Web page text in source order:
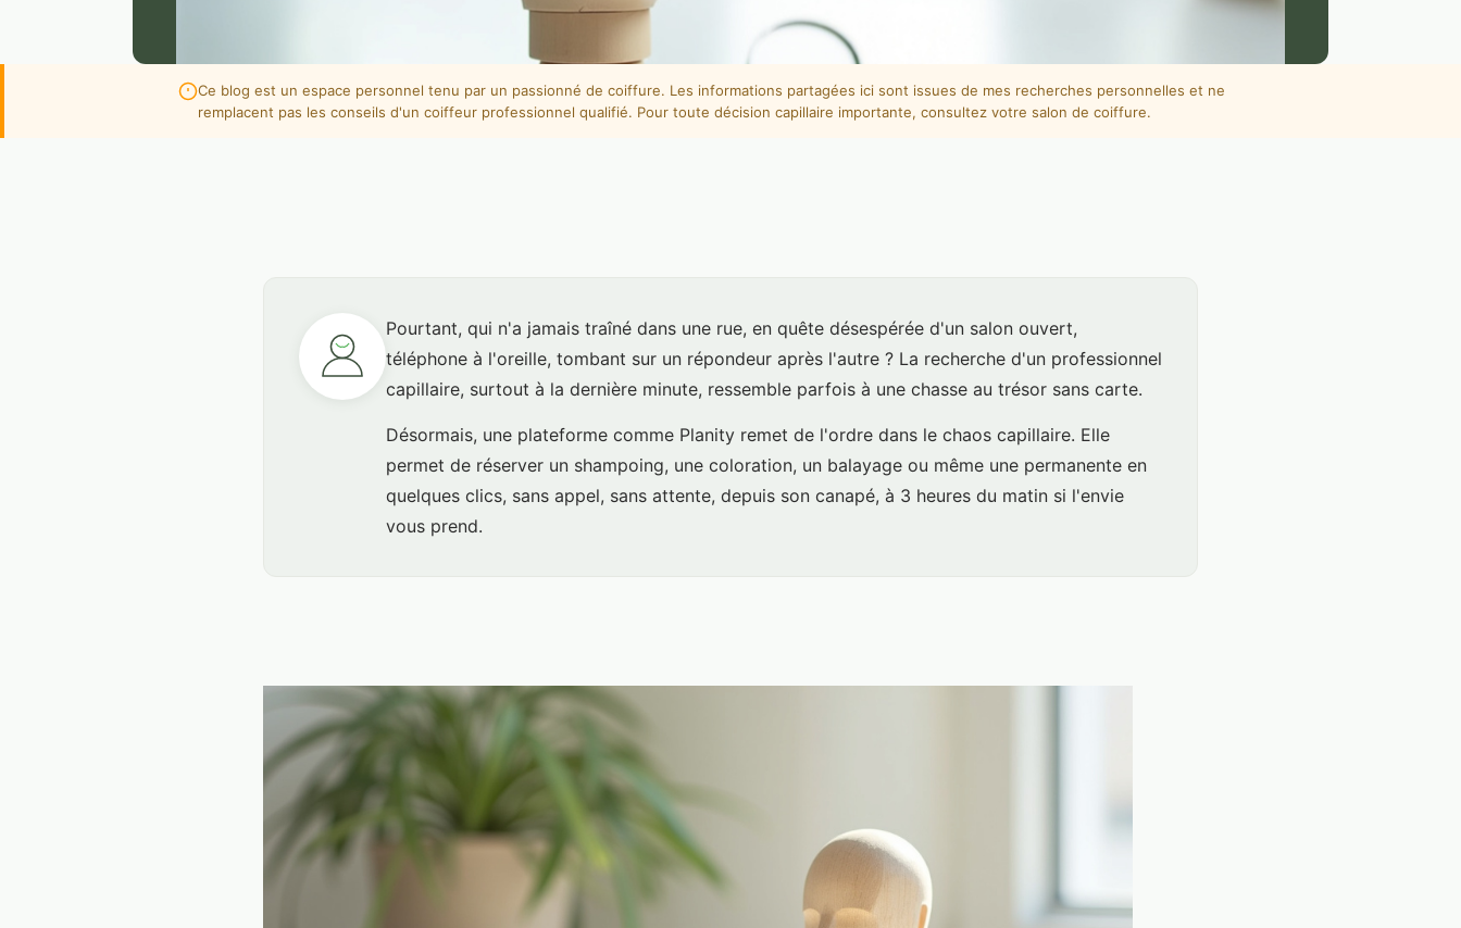
Ce blog est un espace personnel tenu par un passionné de coiffure. Les informations partagées ici sont issues de mes recherches personnelles et ne
remplacent pas les conseils d'un coiffeur professionnel qualifié. Pour toute décision capillaire importante, consultez votre salon de coiffure.
Pourtant, qui n'a jamais traîné dans une rue, en quête désespérée d'un salon ouvert,
téléphone à l'oreille, tombant sur un répondeur après l'autre ? La recherche d'un professionnel
capillaire, surtout à la dernière minute, ressemble parfois à une chasse au trésor sans carte.
Désormais, une plateforme comme Planity remet de l'ordre dans le chaos capillaire. Elle
permet de réserver un shampoing, une coloration, un balayage ou même une permanente en
quelques clics, sans appel, sans attente, depuis son canapé, à 3 heures du matin si l'envie
vous prend.